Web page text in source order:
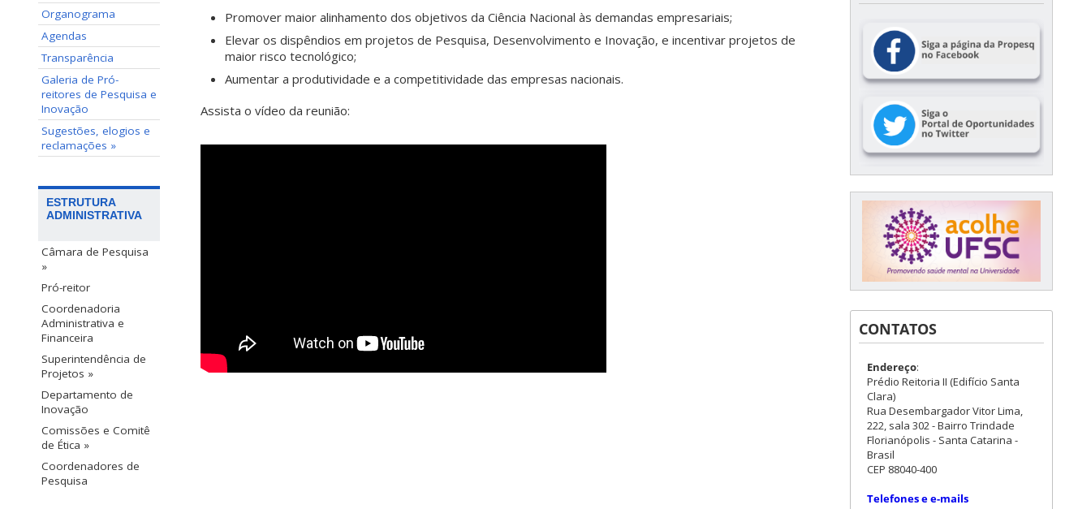
Organograma
Agendas
Transparência
Galeria de Pró-
reitores de Pesquisa e
Inovação
Sugestões, elogios e
reclamações »
ESTRUTURA
ADMINISTRATIVA
Câmara de Pesquisa
»
Pró-reitor
Coordenadoria
Administrativa e
Financeira
Superintendência de
Projetos »
Departamento de
Inovação
Comissões e Comitê
de Ética »
Coordenadores de
Pesquisa
Promover maior alinhamento dos objetivos da Ciência Nacional às demandas empresariais;
Elevar os dispêndios em projetos de Pesquisa, Desenvolvimento e Inovação, e incentivar projetos de
maior risco tecnológico;
Aumentar a produtividade e a competitividade das empresas nacionais.
Assista o vídeo da reunião:
CONTATOS
Endereço:
Prédio Reitoria II (Edifício Santa
Clara)
Rua Desembargador Vitor Lima,
222, sala 302 - Bairro Trindade
Florianópolis - Santa Catarina -
Brasil
CEP 88040-400
Telefones e e-mails